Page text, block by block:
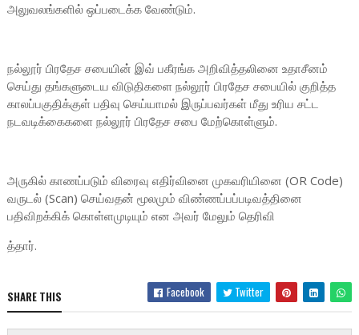
அலுவலங்களில் ஒப்படைக்க வேண்டும்.
நல்லூர் பிரதேச சபையின் இவ் பகீரங்க அறிவித்தலினை உதாசீனம்
செய்து தங்களுடைய விடுதிகளை நல்லூர் பிரதேச சபையில் குறித்த
காலப்பகுதிக்குள் பதிவு செய்யாமல் இருப்பவர்கள் மீது உரிய சட்ட
நடவடிக்கைகளை நல்லூர் பிரதேச சபை மேற்கொள்ளும்.
அருகில் காணப்படும் விரைவு எதிர்வினை முகவரியினை (OR Code)
வருடல் (Scan) செய்வதன் மூலமும் விண்ணப்பப்படிவத்தினை
பதிவிறக்கிக் கொள்ளமுடியும் என அவர் மேலும் தெரிவி
த்தார்.
SHARE THIS Facebook Twitter